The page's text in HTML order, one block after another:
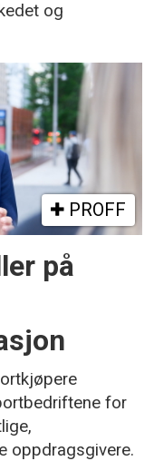
og
PROFF
på
for
oppdragsgivere.